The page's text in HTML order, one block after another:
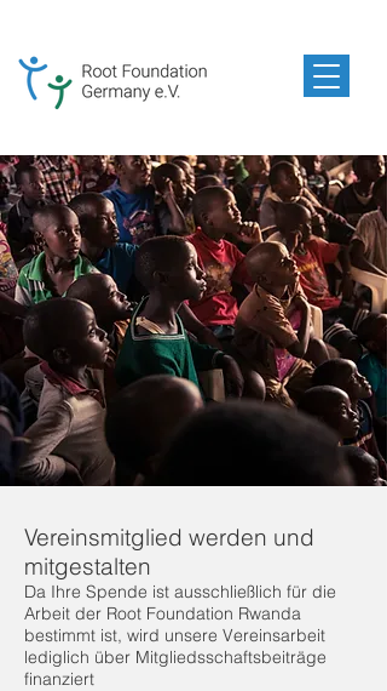
Vereinsmitglied werden und
mitgestalten
Da Ihre Spende ist ausschließlich für die
Arbeit der Root Foundation Rwanda
bestimmt ist, wird unsere Vereinsarbeit
lediglich über Mitgliedsschaftsbeiträge
finanziert